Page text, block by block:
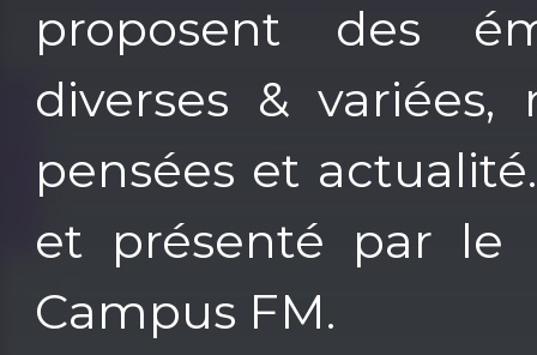
proposent des
diverses &
pensées et
et présenté par le
Campus FM.